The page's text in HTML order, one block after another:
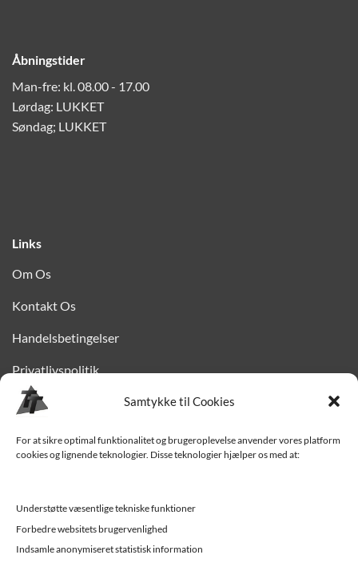
Samtykke til Cookies
For at sikre optimal funktionalitet og brugeroplevelse anvender vores platform
cookies og lignende teknologier. Disse teknologier hjælper os med at:
Understøtte væsentlige tekniske funktioner
Forbedre websitets brugervenlighed
Indsamle anonymiseret statistisk information
Åbningstider
Man-fre: kl. 08.00 - 17.00
Lørdag: LUKKET
Søndag; LUKKET
Links
Om Os
Kontakt Os
Handelsbetingelser
Privatlivspolitik
Finansiering
Levering til Sjælland
Værksted